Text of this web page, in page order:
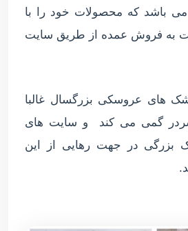
می باشد که محصولات خود را با
به فروش عمده از طریق سایت
های عروسکی بزرگسال غالبا
سردر گمی می کند و سایت های
بزرگی در جهت رهایی از این